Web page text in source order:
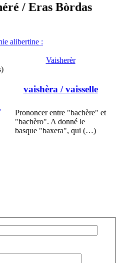
/ Eras Bòrdas
alibertine :
Vaisherèr
vaishèra / vaisselle
Prononcer entre "bachère" et
"bachèro". A donné le
basque "baxera", qui (…)